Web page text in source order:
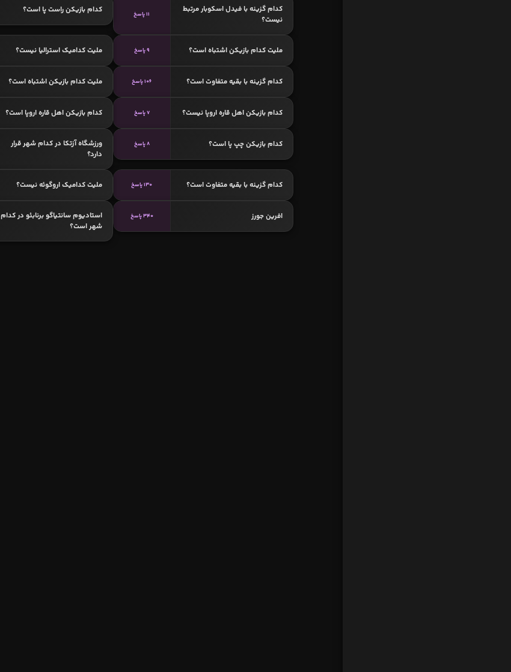
کدام گزینه با فیدل اسکوبار مرتبط
نیست؟
11 پاسخ کدام بازیکن راست پا است؟
ملیت کدام بازیکن اشتباه است؟ 9 پاسخ ملیت کدامیک استرالیا نیست؟
کدام گزینه با بقیه متفاوت است؟ 106 پاسخ ملیت کدام بازیکن اشتباه است؟
کدام بازیکن اهل قاره اروپا نیست؟ 7 پاسخ کدام بازیکن اهل قاره اروپا است؟
کدام بازیکن چپ پا است؟ 8 پاسخ
ورزشگاه آزتکا در کدام شهر قرار
دارد؟
کدام گزینه با بقیه متفاوت است؟ 130 پاسخ ملیت کدامیک اروگوئه نیست؟
افرین جورز 340 پاسخ
استادیوم سانتیاگو برنابئو در کدام
شهر است؟